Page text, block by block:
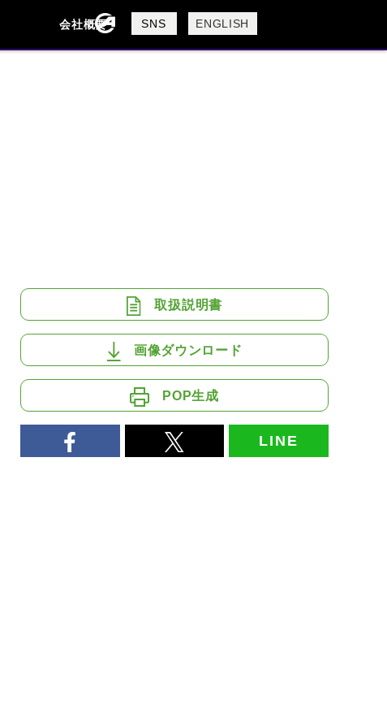
会社概要
会社概要
採用情報
SNS ENGLISH
取扱説明書
画像ダウンロード
POP生成
LINE